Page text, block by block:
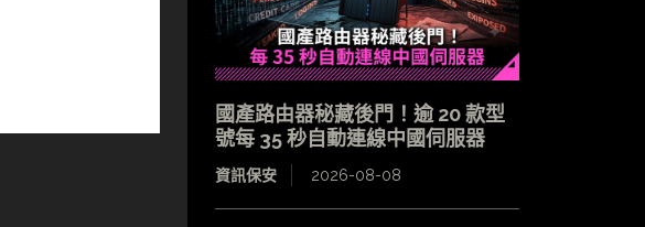
國產路由器秘藏後門！逾 20 款型
號每 35 秒自動連線中國伺服器
資訊保安 2026-08-08